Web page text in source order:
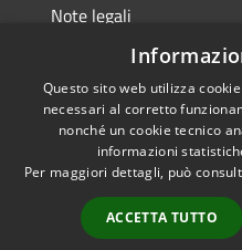
Note legali
Dichiarazione di
RSS
Accessibilità
Questo sito web utilizza
necessari al corretto
nonché un cookie tecnico
informazioni
Per maggiori dettagli, può
ACCETTA TUTTO